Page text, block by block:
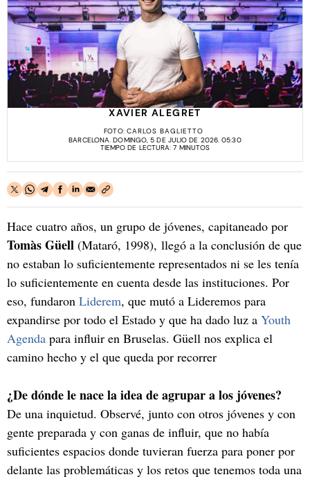
XAVIER ALEGRET
FOTO: CARLOS BAGLIETTO
BARCELONA. DOMINGO, 5 DE JULIO DE 2026. 05:30
TIEMPO DE LECTURA: 7 MINUTOS
Hace cuatro años, un grupo de jóvenes, capitaneado por
Tomàs Güell (Mataró, 1998), llegó a la conclusión de que
no estaban lo suficientemente representados ni se les tenía
lo suficientemente en cuenta desde las instituciones. Por
eso, fundaron Liderem, que mutó a Lideremos para
expandirse por todo el Estado y que ha dado luz a Youth
Agenda para influir en Bruselas. Güell nos explica el
camino hecho y el que queda por recorrer
¿De dónde le nace la idea de agrupar a los jóvenes?
De una inquietud. Observé, junto con otros jóvenes y con
gente preparada y con ganas de influir, que no había
suficientes espacios donde tuvieran fuerza para poner por
delante las problemáticas y los retos que tenemos toda una